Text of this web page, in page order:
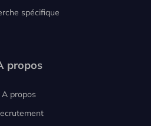
spécifique
propos
A propos